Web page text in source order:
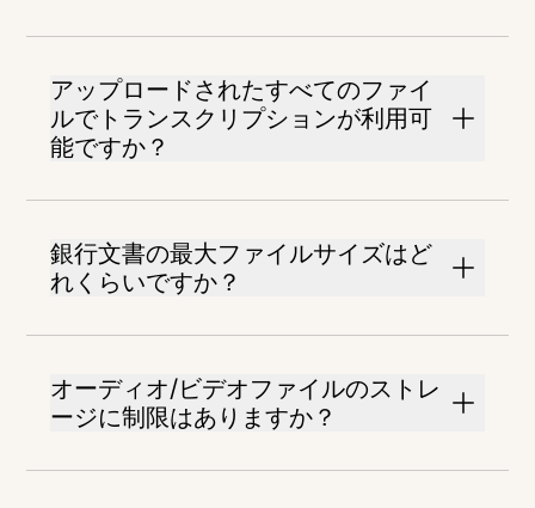
アップロードされたすべてのファイ
ルでトランスクリプションが利用可
能ですか？
銀行文書の最大ファイルサイズはど
れくらいですか？
オーディオ/ビデオファイルのストレ
ージに制限はありますか？